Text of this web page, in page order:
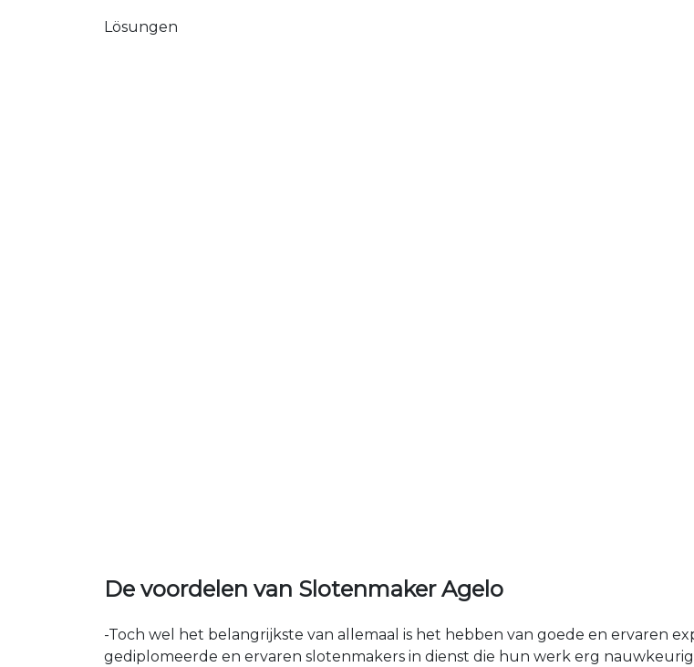
Lösungen
De voordelen van Slotenmaker Agelo
-Toch wel het belangrijkste van allemaal is het hebben van goede en ervaren
gediplomeerde en ervaren slotenmakers in dienst die hun werk erg